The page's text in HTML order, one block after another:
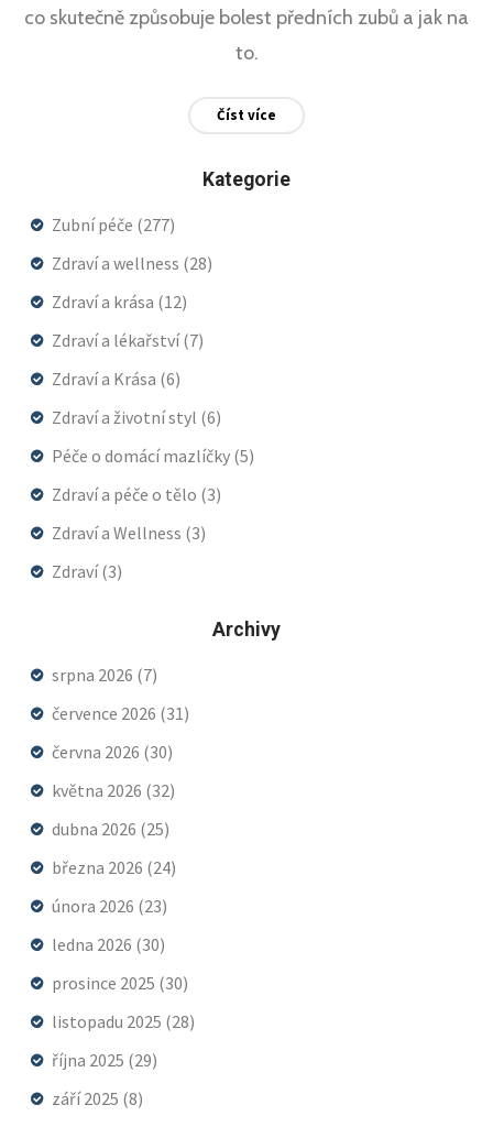
co skutečně způsobuje bolest předních zubů a jak na
to.
Číst více
Kategorie
Zubní péče (277)
Zdraví a wellness (28)
Zdraví a krása (12)
Zdraví a lékařství(7)
Zdraví a Krása (6)
Zdraví a životní styl (6)
Péče o domácí mazlíčky (5)
Zdraví a péče o tělo (3)
Zdraví a Wellness (3)
Zdraví(3)
Archivy
srpna 2026 (7)
července 2026 (31)
června 2026 (30)
května 2026 (32)
dubna 2026 (25)
března 2026 (24)
února 2026 (23)
ledna 2026 (30)
prosince 2025 (30)
listopadu 2025 (28)
října 2025 (29)
září 2025 (8)